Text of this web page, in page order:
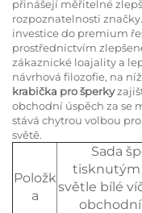
přinášejí měřitelné
rozpoznatelnosti
investice do premium
prostřednictvím
zákaznické loajality a
návrhová filozofie, na
krabička pro šperky
obchodní úspěch za se
stává chytrou volbou
světě.
Položk
a
Sada
tisknutým
světle bílé